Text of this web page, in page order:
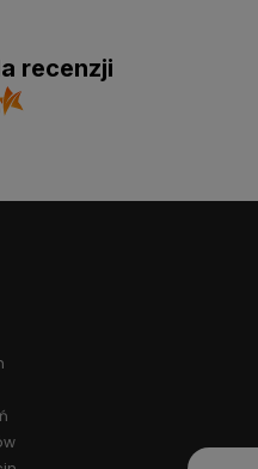
recenzji